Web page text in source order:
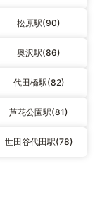
松原駅(90)
奥沢駅(86)
代田橋駅(82)
芦花公園駅(81)
世田谷代田駅(78)